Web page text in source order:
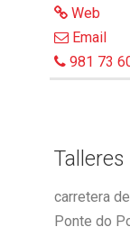
Web
Email
981 73
carretera
Ponte do